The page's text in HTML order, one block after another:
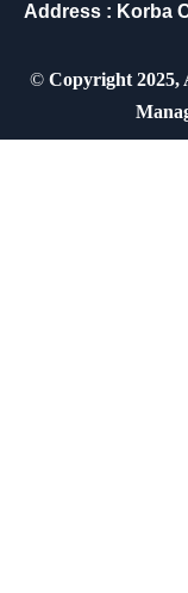
Address : Korba
© Copyright 2025,